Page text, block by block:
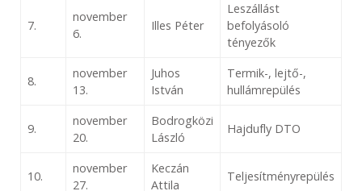
7.
november
6.
Illes Péter
Leszállást
befolyásoló
tényezők
8.
november
13.
Juhos
István
Termik-, lejtő-,
hullámrepülés
9.
november
20.
Bodrogközi
László
Hajdufly DTO
10.
november
27.
Keczán
Attila
Teljesítményrepülés